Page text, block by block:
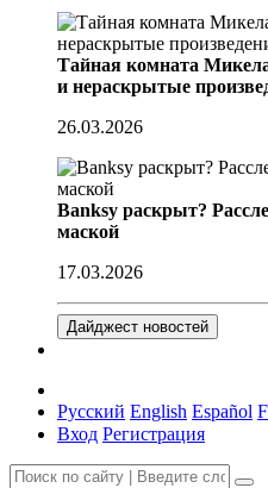
Тайная комната
и нераскрытые
26.03.2026
Banksy раскрыт?
маской
17.03.2026
Дайджест новостей
Русский English Español
Вход Регистрация